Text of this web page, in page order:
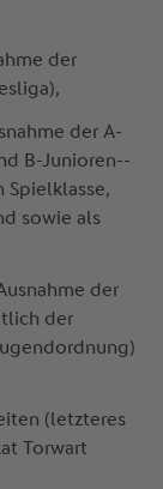
der
der A­-
B­-Junioren-­
sowie als
der
der
(letzteres
Torwart